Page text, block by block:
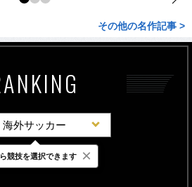
その他の名作記事 >
海外サッカー
24時間 週間
競技を選択できます ×